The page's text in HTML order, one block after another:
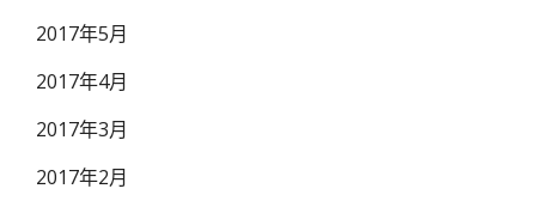
2017年5月
2017年4月
2017年3月
2017年2月